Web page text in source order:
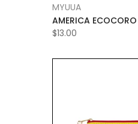
MYUUA
AMERICA ECOCORO エコバッグ (グミ)
LARGE
$13.00